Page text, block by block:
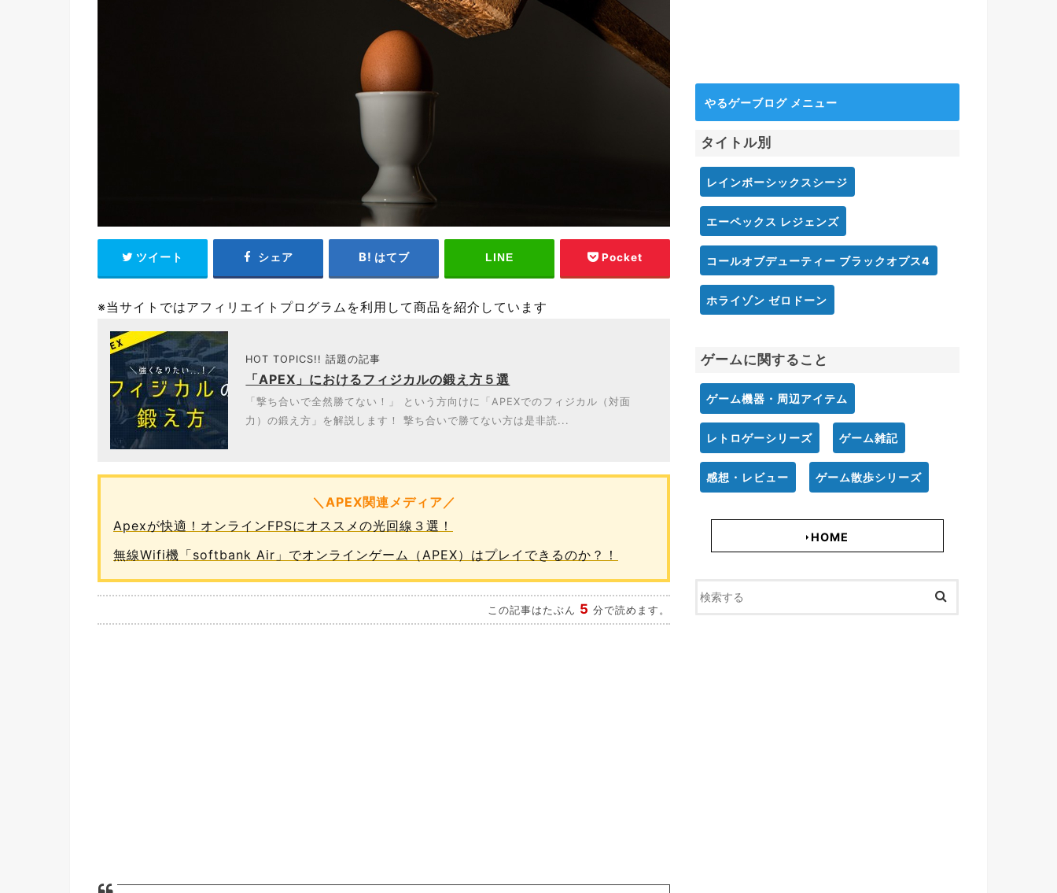
ツイート シェア はてブ LINE Pocket
※当サイトではアフィリエイトプログラムを利用して商品を紹介しています
HOT TOPICS!! 話題の記事
「APEX」におけるフィジカルの鍛え方５選
「撃ち合いで全然勝てない！」 という方向けに「APEXでのフィジカル（対面
力）の鍛え方」を解説します！ 撃ち合いで勝てない方は是非読...
＼APEX関連メディア／
Apexが快適！オンラインFPSにオススメの光回線３選！
無線Wifi機「softbank Air」でオンラインゲーム（APEX）はプレイできるのか？！
この記事はたぶん 5 分で読めます。
やるゲーブログ メニュー
タイトル別
レインボーシックスシージ
エーペックス レジェンズ
コールオブデューティー ブラックオプス4
ホライゾン ゼロドーン
ゲームに関すること
ゲーム機器・周辺アイテム
レトロゲーシリーズ ゲーム雑記
感想・レビュー ゲーム散歩シリーズ
HOME